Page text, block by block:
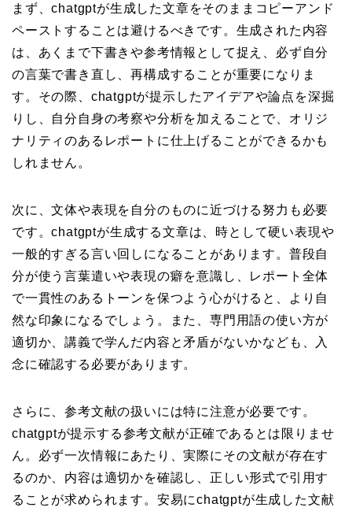
まず、chatgptが生成した文章をそのままコピーアンド
ペーストすることは避けるべきです。生成された内容
は、あくまで下書きや参考情報として捉え、必ず自分
の言葉で書き直し、再構成することが重要になりま
す。その際、chatgptが提示したアイデアや論点を深掘
りし、自分自身の考察や分析を加えることで、オリジ
ナリティのあるレポートに仕上げることができるかも
しれません。
次に、文体や表現を自分のものに近づける努力も必要
です。chatgptが生成する文章は、時として硬い表現や
一般的すぎる言い回しになることがあります。普段自
分が使う言葉遣いや表現の癖を意識し、レポート全体
で一貫性のあるトーンを保つよう心がけると、より自
然な印象になるでしょう。また、専門用語の使い方が
適切か、講義で学んだ内容と矛盾がないかなども、入
念に確認する必要があります。
さらに、参考文献の扱いには特に注意が必要です。
chatgptが提示する参考文献が正確であるとは限りませ
ん。必ず一次情報にあたり、実際にその文献が存在す
るのか、内容は適切かを確認し、正しい形式で引用す
ることが求められます。安易にchatgptが生成した文献